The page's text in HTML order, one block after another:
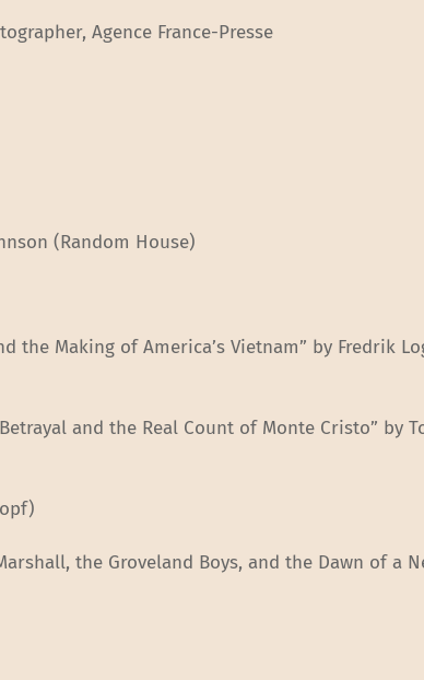
Agence France-Presse
(Random House)
the Making of America’s Vietnam” by Fredrik
and the Real Count of Monte Cristo” by
the Groveland Boys, and the Dawn of a